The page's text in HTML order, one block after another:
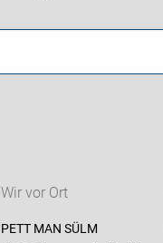
Wir vor Ort
PETT MAN SÜLM